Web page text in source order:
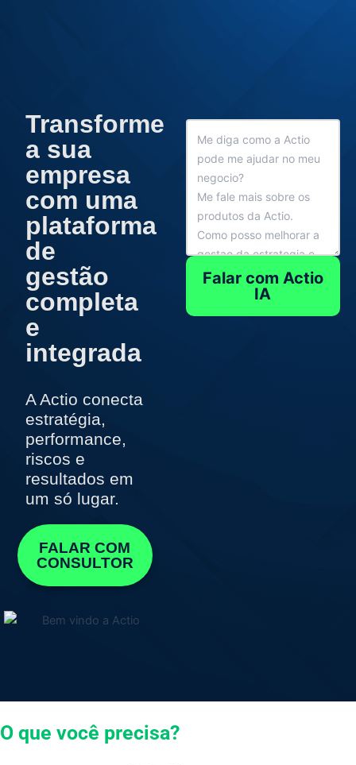
Transforme
a sua
empresa
com uma
plataforma
de
gestão
completa
e
integrada
A Actio conecta
estratégia,
performance,
riscos e
resultados em
um só lugar.
FALAR COM
CONSULTOR
Falar com Actio
IA
O que você precisa?